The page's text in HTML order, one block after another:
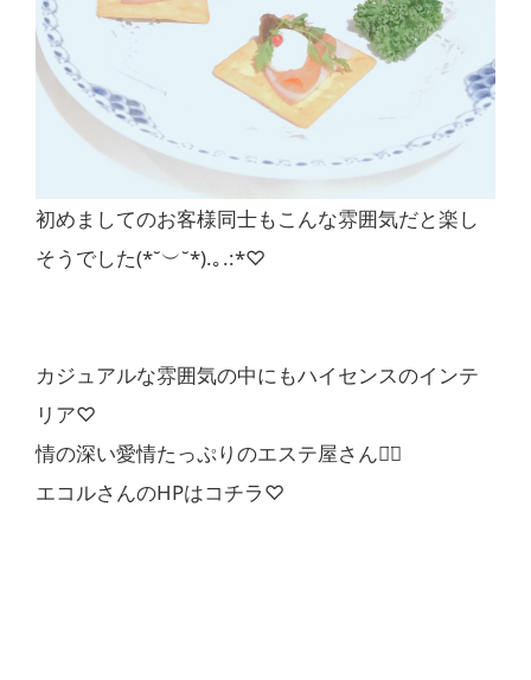
初めましてのお客様同士もこんな雰囲気だと楽し
そうでした(*˘︶˘*).｡.:*♡
カジュアルな雰囲気の中にもハイセンスのインテ
リア♡
情の深い愛情たっぷりのエステ屋さん◡̈⃝︎
エコルさんのHPはコチラ♡